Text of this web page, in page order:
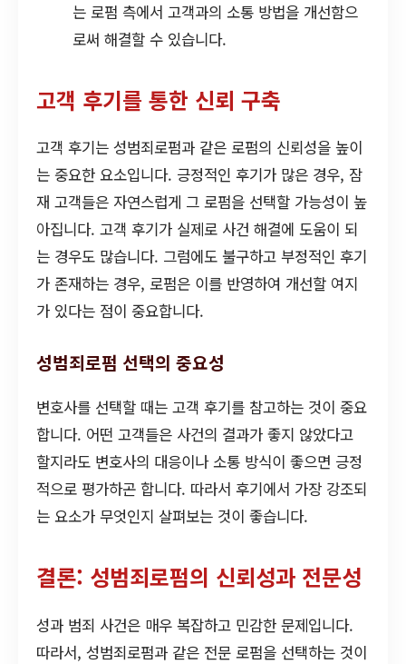
는 로펌 측에서 고객과의 소통 방법을 개선함으
로써 해결할 수 있습니다.
고객 후기를 통한 신뢰 구축
고객 후기는 성범죄로펌과 같은 로펌의 신뢰성을 높이
는 중요한 요소입니다. 긍정적인 후기가 많은 경우, 잠
재 고객들은 자연스럽게 그 로펌을 선택할 가능성이 높
아집니다. 고객 후기가 실제로 사건 해결에 도움이 되
는 경우도 많습니다. 그럼에도 불구하고 부정적인 후기
가 존재하는 경우, 로펌은 이를 반영하여 개선할 여지
가 있다는 점이 중요합니다.
성범죄로펌 선택의 중요성
변호사를 선택할 때는 고객 후기를 참고하는 것이 중요
합니다. 어떤 고객들은 사건의 결과가 좋지 않았다고
할지라도 변호사의 대응이나 소통 방식이 좋으면 긍정
적으로 평가하곤 합니다. 따라서 후기에서 가장 강조되
는 요소가 무엇인지 살펴보는 것이 좋습니다.
결론: 성범죄로펌의 신뢰성과 전문성
성과 범죄 사건은 매우 복잡하고 민감한 문제입니다.
따라서, 성범죄로펌과 같은 전문 로펌을 선택하는 것이